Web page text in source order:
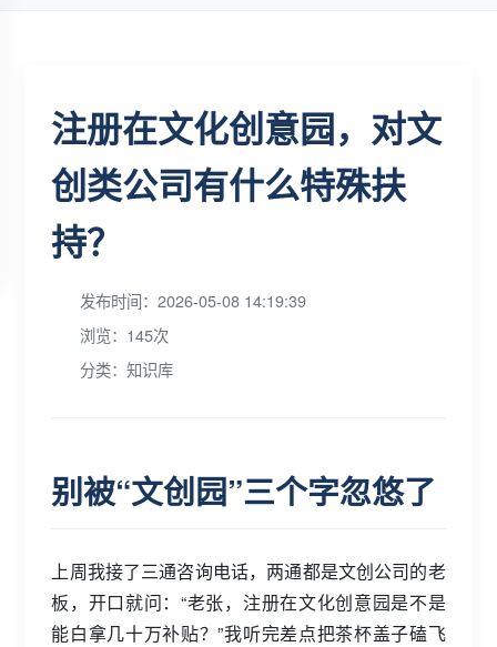
注册在文化创意园，对文
创类公司有什么特殊扶
持？
发布时间：2026-05-08 14:19:39
浏览：145次
分类：知识库
别被“文创园”三个字忽悠了
上周我接了三通咨询电话，两通都是文创公司的老
板，开口就问：“老张，注册在文化创意园是不是
能白拿几十万补贴？”我听完差点把茶杯盖子磕飞